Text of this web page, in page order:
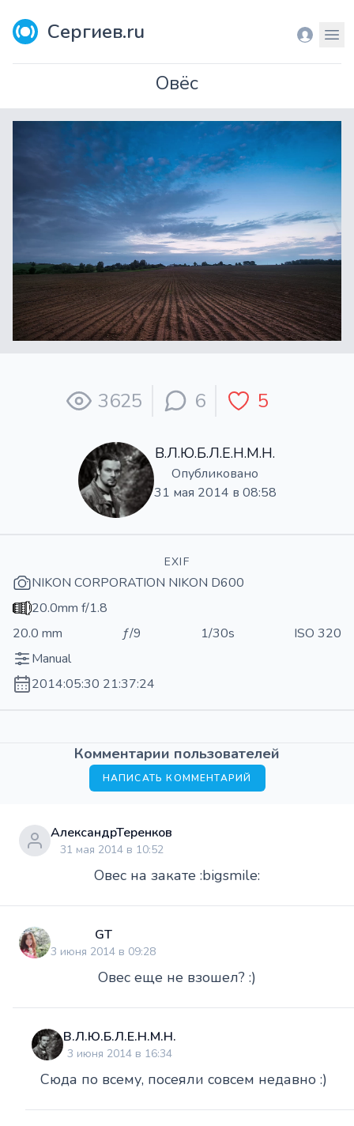
Сергиев.ru Вход
Овёс
3625 6 5
В.Л.Ю.Б.Л.Е.Н.М.Н.
Опубликовано
31 мая 2014 в 08:58
EXIF
NIKON CORPORATION NIKON D600
20.0mm f/1.8
20.0 mm
ƒ/9 1/30s
ISO 320
Manual
2014:05:30 21:37:24
Комментарии пользователей
НАПИСАТЬ КОММЕНТАРИЙ
АлександрТеренков
31 мая 2014 в 10:52
Овес на закате :bigsmile:
GT
3 июня 2014 в 09:28
Овес еще не взошел? :)
В.Л.Ю.Б.Л.Е.Н.М.Н.
3 июня 2014 в 16:34
Сюда по всему, посеяли совсем недавно :)